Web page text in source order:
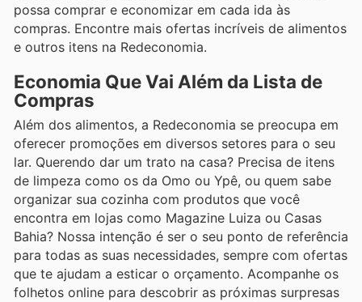
possa comprar e economizar em cada ida às
compras. Encontre mais ofertas incríveis de alimentos
e outros itens na Redeconomia.
Economia Que Vai Além da Lista de
Compras
Além dos alimentos, a Redeconomia se preocupa em
oferecer promoções em diversos setores para o seu
lar. Querendo dar um trato na casa? Precisa de itens
de limpeza como os da Omo ou Ypê, ou quem sabe
organizar sua cozinha com produtos que você
encontra em lojas como Magazine Luiza ou Casas
Bahia? Nossa intenção é ser o seu ponto de referência
para todas as suas necessidades, sempre com ofertas
que te ajudam a esticar o orçamento. Acompanhe os
folhetos online para descobrir as próximas surpresas